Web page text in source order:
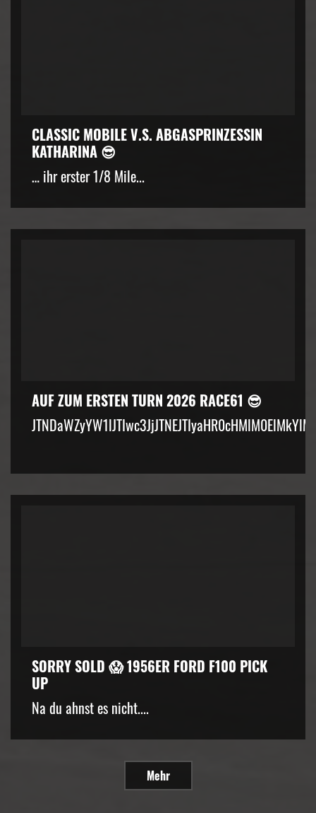
CLASSIC MOBILE V.S. ABGASPRINZESSIN
KATHARINA 😎
… ihr erster 1/8 Mile...
AUF ZUM ERSTEN TURN 2026 RACE61 😎
SORRY SOLD 😱 1956ER FORD F100 PICK
UP
Na du ahnst es nicht....
Mehr